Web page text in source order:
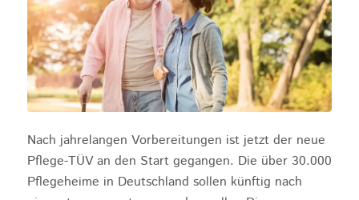
Nach jahrelangen Vorbereitungen ist jetzt der neue
Pflege-TÜV an den Start gegangen. Die über 30.000
Pflegeheime in Deutschland sollen künftig nach